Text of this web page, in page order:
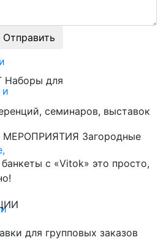
и
Отправить
Наборы для
семинаров, выставок
Загородные
с «Vitok» это просто,
для групповых заказов